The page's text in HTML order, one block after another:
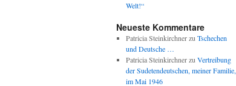
Welt!“
Neueste Kommentare
Patricia Steinkirchnerzu Tschechen
und Deutsche …
Patricia Steinkirchnerzu Vertreibung
der Sudetendeutschen, meiner Familie,
im Mai 1946